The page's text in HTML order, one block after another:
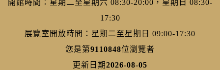
開館時間：星期二至星期六 08:30-20:00，星期日 08:30-
17:30
展覽室開放時間：星期二至星期日 09:00-17:30
您是第9110848位瀏覽者
更新日期2026-08-05